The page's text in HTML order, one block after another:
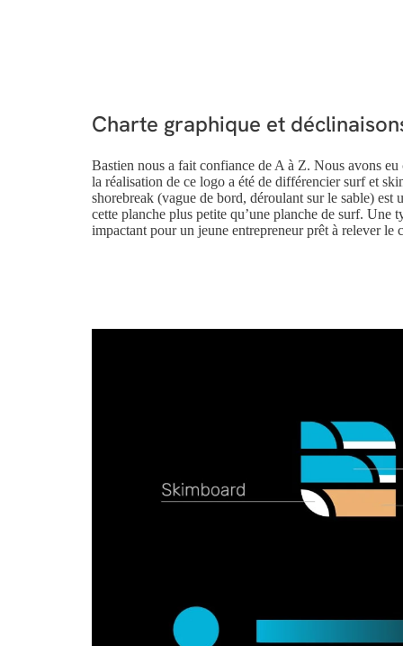
Charte graphique et
Bastien nous a fait confiance de A à Z. Nous avons
la réalisation de ce logo a été de différencier surf et
shorebreak (vague de bord, déroulant sur le sable) est
cette planche plus petite qu’une planche de surf. Une
impactant pour un jeune entrepreneur prêt à relever le